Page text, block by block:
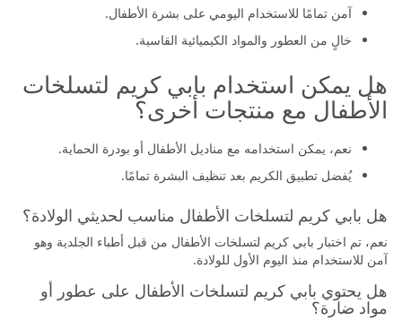
آمن تمامًا للاستخدام اليومي على بشرة الأطفال.
خالٍ من العطور والمواد الكيميائية القاسية.
هل يمكن استخدام بابي كريم لتسلخات
الأطفال مع منتجات أخرى؟
نعم، يمكن استخدامه مع مناديل الأطفال أو بودرة الحماية.
يُفضل تطبيق الكريم بعد تنظيف البشرة تمامًا.
هل بابي كريم لتسلخات الأطفال مناسب لحديثي الولادة؟
نعم، تم اختبار بابي كريم لتسلخات الأطفال من قبل أطباء الجلدية وهو
آمن للاستخدام منذ اليوم الأول للولادة.
هل يحتوي بابي كريم لتسلخات الأطفال على عطور أو
مواد ضارة؟